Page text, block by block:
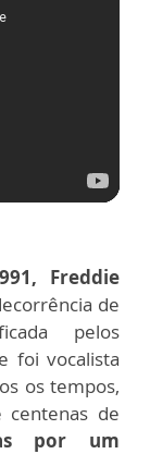
Freddie
de
pelos
foi vocalista
os tempos,
de
por um